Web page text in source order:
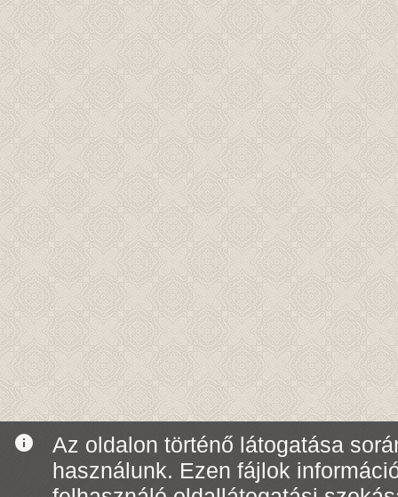
info
Az oldalon történő látogatása
használunk. Ezen fájlok